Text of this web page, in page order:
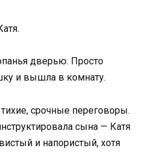
дверью. Просто
и вышла в комнату.
тихие, срочные переговоры.
сына — Катя
и напористый, хотя